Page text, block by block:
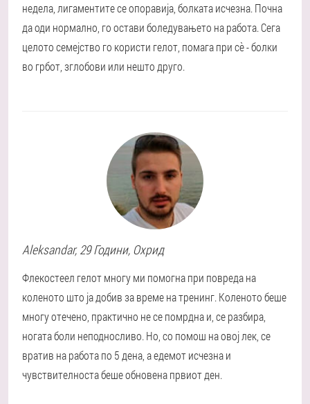
недела, лигаментите се опоравија, болката исчезна. Почна
да оди нормално, го остави боледувањето на работа. Сега
целото семејство го користи гелот, помага при сè - болки
во грбот, зглобови или нешто друго.
Aleksandar, 29 Години, Охрид
Флекостеел гелот многу ми помогна при повреда на
коленото што ја добив за време на тренинг. Коленото беше
многу отечено, практично не се помрдна и, се разбира,
ногата боли неподносливо. Но, со помош на овој лек, се
вратив на работа по 5 дена, а едемот исчезна и
чувствителноста беше обновена првиот ден.